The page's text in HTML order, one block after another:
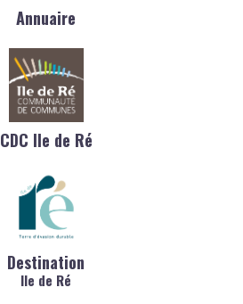
Annuaire
CDC Ile de Ré
Destination
Ile de Ré